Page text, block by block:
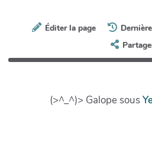
Éditer la page
(>^_^)> Galope sous